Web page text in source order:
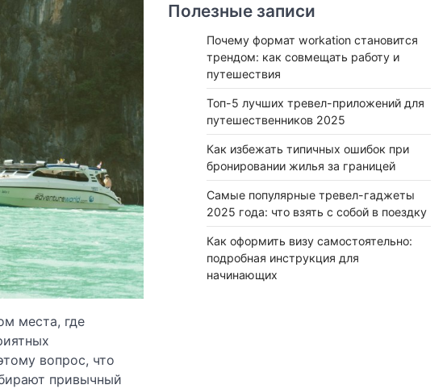
места, где
вопрос, что
привычный
Полезные записи
Почему формат workation становится
трендом: как совмещать работу и
путешествия
Топ-5 лучших тревел-приложений для
путешественников 2025
Как избежать типичных ошибок при
бронировании жилья за границей
Самые популярные тревел-гаджеты
2025 года: что взять с собой в поездку
Как оформить визу самостоятельно:
подробная инструкция для
начинающих